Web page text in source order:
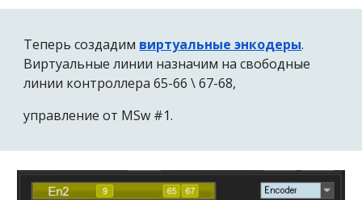
Теперь создадим виртуальные энкодеры.
Виртуальные линии назначим на свободные
линии контроллера 65-66 \ 67-68,
управление от MSw #1.